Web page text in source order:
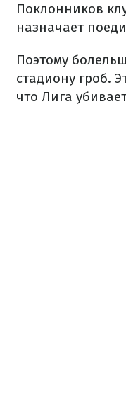
Поклонников
назначает
Поэтому
стадиону гроб.
что Лига